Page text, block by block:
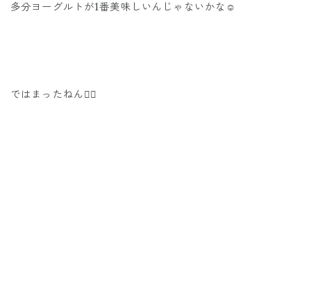
多分ヨーグルトが1番美味しいんじゃないかな☺️
ではまったねん🖐🏾